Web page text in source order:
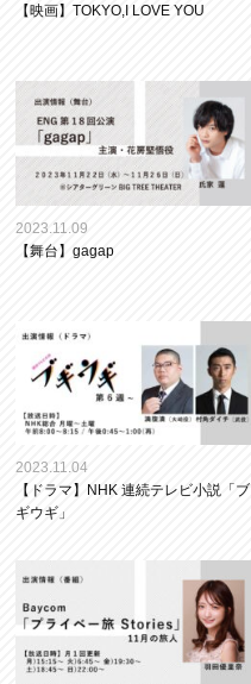
【映画】TOKYO,I LOVE YOU
2023.11.09
【舞台】gagap
2023.11.04
【ドラマ】NHK 連続テレビ小説「ブ
ギウギ」